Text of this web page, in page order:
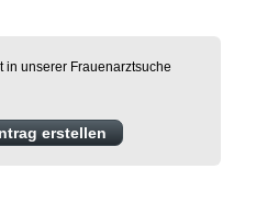
in unserer Frauenarztsuche
erstellen